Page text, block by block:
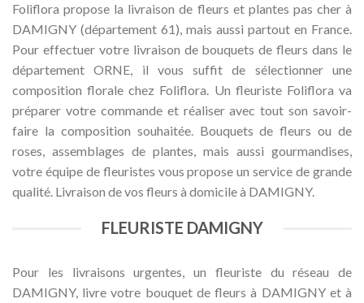
Foliflora propose la livraison de fleurs et plantes pas cher à
DAMIGNY (département 61), mais aussi partout en France.
Pour effectuer votre livraison de bouquets de fleurs dans le
département ORNE, il vous suffit de sélectionner une
composition florale chez Foliflora. Un fleuriste Foliflora va
préparer votre commande et réaliser avec tout son savoir-
faire la composition souhaitée. Bouquets de fleurs ou de
roses, assemblages de plantes, mais aussi gourmandises,
votre équipe de fleuristes vous propose un service de grande
qualité. Livraison de vos fleurs à domicile à DAMIGNY.
FLEURISTE DAMIGNY
Pour les livraisons urgentes, un fleuriste du réseau de
DAMIGNY, livre votre bouquet de fleurs à DAMIGNY et à